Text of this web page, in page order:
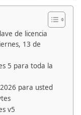
de licencia
13 de
5 para toda la
para usted
v5